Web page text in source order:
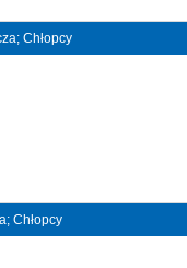
Chłopcy
Chłopcy